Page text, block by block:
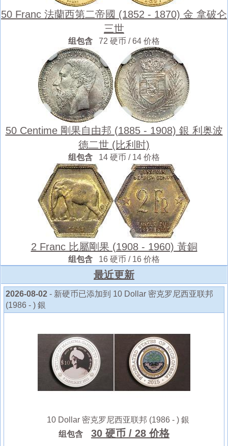
50 Franc 法蘭西第二帝國 (1852 - 1870) 金 拿破仑
三世
组包含 72 硬币 / 64 价格
50 Centime 剛果自由邦 (1885 - 1908) 銀 利奥波
德二世 (比利时)
组包含 14 硬币 / 14 价格
2 Franc 比屬剛果 (1908 - 1960) 黃銅
组包含 16 硬币 / 16 价格
最近更新
2026-08-02 - 新硬币已添加到 10 Dollar 密克罗尼西亚联邦
(1986 - ) 銀
10 Dollar 密克罗尼西亚联邦 (1986 - ) 銀
组包含
30 硬币 / 28 价格